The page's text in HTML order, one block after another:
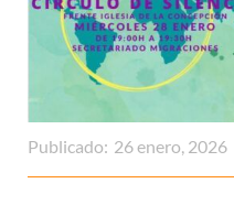
Publicado: 26 enero, 2026